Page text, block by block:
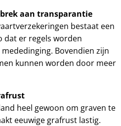
aan transparantie
bestaat een
dat er regels worden
Bovendien zijn
kunnen worden door meer
heel gewoon om graven te
eeuwige grafrust lastig.